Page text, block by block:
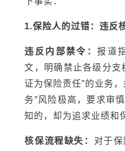
1.保险人的过错：违反
违反内部禁令：报道
文，明确禁止各级分支
证为保险责任”的业务
务”风险极高，要求审
知的，却为追求业绩和
核保流程缺失： 对于